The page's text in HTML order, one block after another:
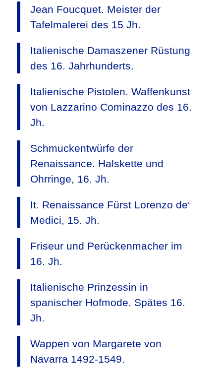
Jean Foucquet. Meister der
Tafelmalerei des 15 Jh.
Italienische Damaszener Rüstung
des 16. Jahrhunderts.
Italienische Pistolen. Waffenkunst
von Lazzarino Cominazzo des 16.
Jh.
Schmuckentwürfe der
Renaissance. Halskette und
Ohrringe, 16. Jh.
It. Renaissance Fürst Lorenzo de‘
Medici, 15. Jh.
Friseur und Perückenmacher im
16. Jh.
Italienische Prinzessin in
spanischer Hofmode. Spätes 16.
Jh.
Wappen von Margarete von
Navarra 1492-1549.